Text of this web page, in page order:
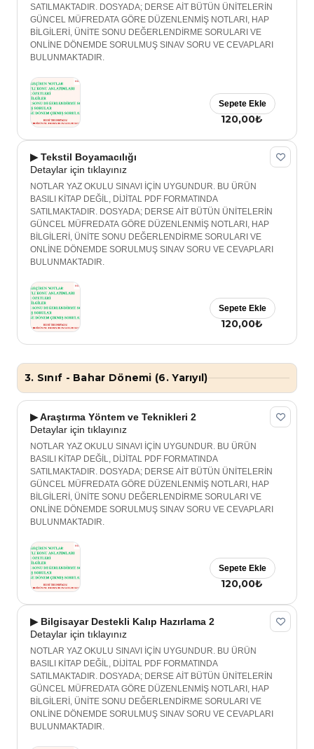
SATILMAKTADIR. DOSYADA; DERSE AİT BÜTÜN ÜNİTELERİN
GÜNCEL MÜFREDATA GÖRE DÜZENLENMİŞ NOTLARI, HAP
BİLGİLERİ, ÜNİTE SONU DEĞERLENDİRME SORULARI VE
ONLİNE DÖNEMDE SORULMUŞ SINAV SORU VE CEVAPLARI
BULUNMAKTADIR.
120,00₺
Sepete Ekle
▶ Tekstil Boyamacılığı
Detaylar için tıklayınız
NOTLAR YAZ OKULU SINAVI İÇİN UYGUNDUR. BU ÜRÜN
BASILI KİTAP DEĞİL, DİJİTAL PDF FORMATINDA
SATILMAKTADIR. DOSYADA; DERSE AİT BÜTÜN ÜNİTELERİN
GÜNCEL MÜFREDATA GÖRE DÜZENLENMİŞ NOTLARI, HAP
BİLGİLERİ, ÜNİTE SONU DEĞERLENDİRME SORULARI VE
ONLİNE DÖNEMDE SORULMUŞ SINAV SORU VE CEVAPLARI
BULUNMAKTADIR.
120,00₺
Sepete Ekle
3. Sınıf - Bahar Dönemi (6. Yarıyıl)
▶ Araştırma Yöntem ve Teknikleri 2
Detaylar için tıklayınız
NOTLAR YAZ OKULU SINAVI İÇİN UYGUNDUR. BU ÜRÜN
BASILI KİTAP DEĞİL, DİJİTAL PDF FORMATINDA
SATILMAKTADIR. DOSYADA; DERSE AİT BÜTÜN ÜNİTELERİN
GÜNCEL MÜFREDATA GÖRE DÜZENLENMİŞ NOTLARI, HAP
BİLGİLERİ, ÜNİTE SONU DEĞERLENDİRME SORULARI VE
ONLİNE DÖNEMDE SORULMUŞ SINAV SORU VE CEVAPLARI
BULUNMAKTADIR.
120,00₺
Sepete Ekle
▶ Bilgisayar Destekli Kalıp Hazırlama 2
Detaylar için tıklayınız
NOTLAR YAZ OKULU SINAVI İÇİN UYGUNDUR. BU ÜRÜN
BASILI KİTAP DEĞİL, DİJİTAL PDF FORMATINDA
SATILMAKTADIR. DOSYADA; DERSE AİT BÜTÜN ÜNİTELERİN
GÜNCEL MÜFREDATA GÖRE DÜZENLENMİŞ NOTLARI, HAP
BİLGİLERİ, ÜNİTE SONU DEĞERLENDİRME SORULARI VE
ONLİNE DÖNEMDE SORULMUŞ SINAV SORU VE CEVAPLARI
BULUNMAKTADIR.